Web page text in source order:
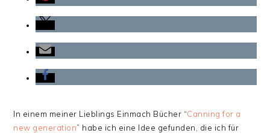
In einem meiner Lieblings Einmach Bücher “Canning for a
new generation” habe ich eine Idee gefunden, die ich für